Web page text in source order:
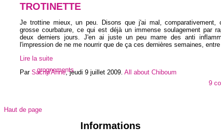
TROTINETTE
Je trottine mieux, un peu. Disons que j'ai mal, comparativement,
grosse courbature, ce qui est déjà un immense soulagement par
deux derniers jours. J'en ai juste un peu marre des anti
l'impression de ne me nourrir que de ça ces dernières semaines,
Lire la suite
Par Sacrip'Anne,jeudi 9 juillet 2009 All about Chiboum
grognements
9
Haut de page
Informations